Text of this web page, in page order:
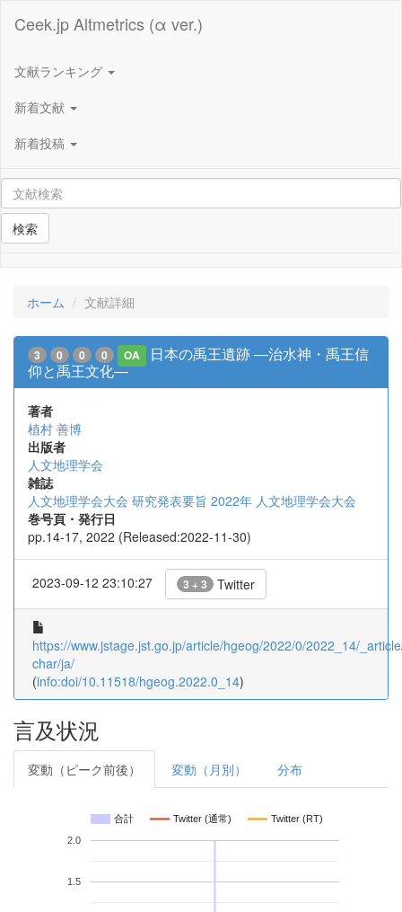
Ceek.jp Altmetrics (α ver.)
文献ランキング
新着文献
新着投稿
検索
ホーム 文献詳細
3 0 0 0 OA
日本の禹王遺跡 ―治水神・禹王信
仰と禹王文化―
著者
植村 善博
出版者
人文地理学会
雑誌
人文地理学会大会 研究発表要旨 2022年 人文地理学会大会
巻号頁・発行日
pp.14-17, 2022 (Released:2022-11-30)
2023-09-12 23:10:27 3 + 3 Twitter
https://www.jstage.jst.go.jp/article/hgeog/2022/0/2022_14/
char/ja/
(info:doi/10.11518/hgeog.2022.0_14)
言及状況
変動（ピーク前後） 変動（月別） 分布
合計 Twitter (通常) Twitter (RT)
1.5
2.0